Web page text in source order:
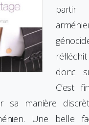
partir
donc
C’est
sa manière
Une belle